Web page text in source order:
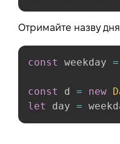
Отримайте назву
const weekday =
const d = new
let
day =